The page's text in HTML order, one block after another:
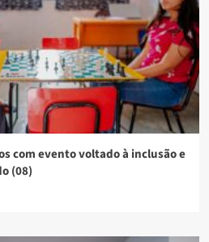
com evento voltado à inclusão e
(08)